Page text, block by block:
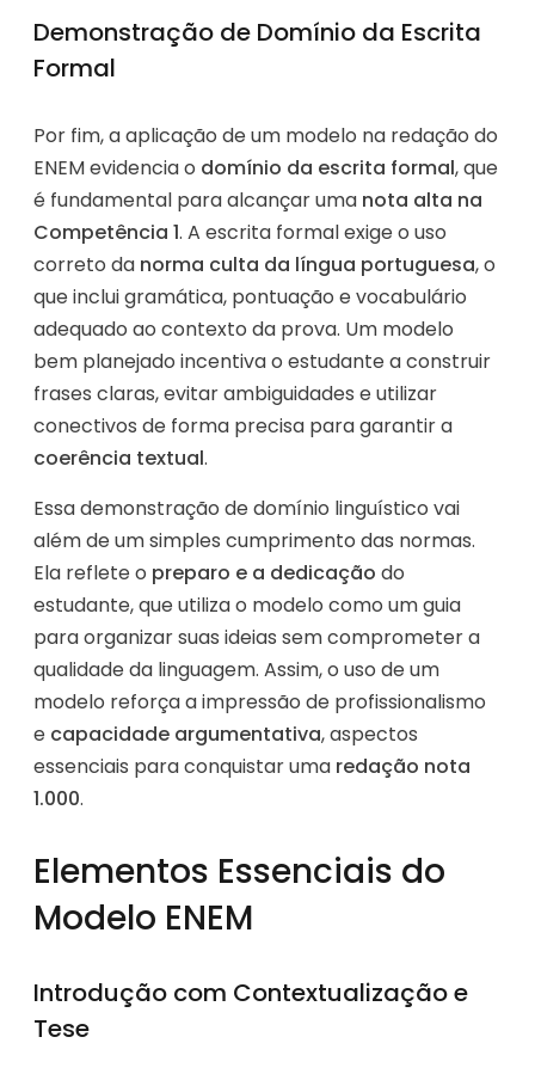
Demonstração de Domínio da Escrita
Formal
Por fim, a aplicação de um modelo na redação do
ENEM evidencia o domínio da escrita formal, que
é fundamental para alcançar uma nota alta na
Competência 1. A escrita formal exige o uso
correto da norma culta da língua portuguesa, o
que inclui gramática, pontuação e vocabulário
adequado ao contexto da prova. Um modelo
bem planejado incentiva o estudante a construir
frases claras, evitar ambiguidades e utilizar
conectivos de forma precisa para garantir a
coerência textual.
Essa demonstração de domínio linguístico vai
além de um simples cumprimento das normas.
Ela reflete o preparo e a dedicação do
estudante, que utiliza o modelo como um guia
para organizar suas ideias sem comprometer a
qualidade da linguagem. Assim, o uso de um
modelo reforça a impressão de profissionalismo
e capacidade argumentativa, aspectos
essenciais para conquistar uma redação nota
1.000.
Elementos Essenciais do
Modelo ENEM
Introdução com Contextualização e
Tese